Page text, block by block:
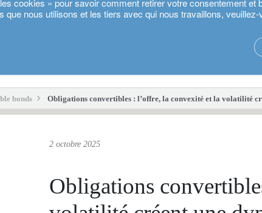
que nous utilisons et les tiers avec qui nous travaillons,
bonds Obligations convertibles : l’offre, la convexité et la volatilité
2 octobre 2025
Obligations